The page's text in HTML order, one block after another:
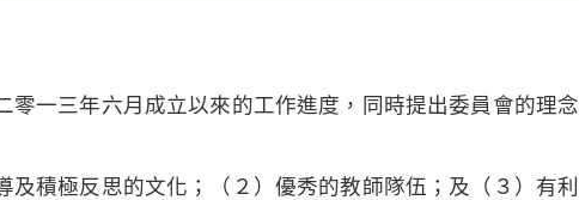
一三年六月成立以來的工作進度，同時提出委員會的理念
積極反思的文化；（２）優秀的教師隊伍；及（３）有利